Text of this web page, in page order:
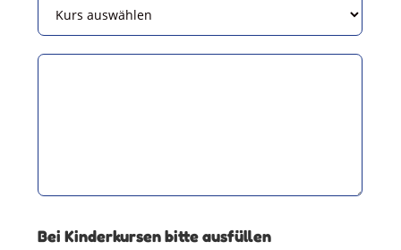
Bei Kinderkursen bitte ausfüllen